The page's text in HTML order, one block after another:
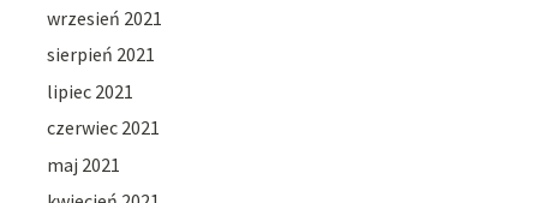
wrzesień 2021
sierpień 2021
lipiec 2021
czerwiec 2021
maj 2021